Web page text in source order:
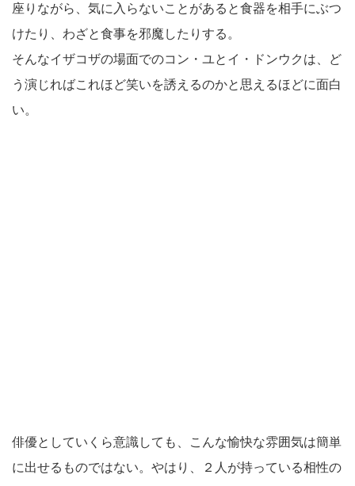
座りながら、気に入らないことがあると食器を相手にぶつ
けたり、わざと食事を邪魔したりする。
そんなイザコザの場面でのコン・ユとイ・ドンウクは、ど
う演じればこれほど笑いを誘えるのかと思えるほどに面白
い。
俳優としていくら意識しても、こんな愉快な雰囲気は簡単
に出せるものではない。やはり、２人が持っている相性の